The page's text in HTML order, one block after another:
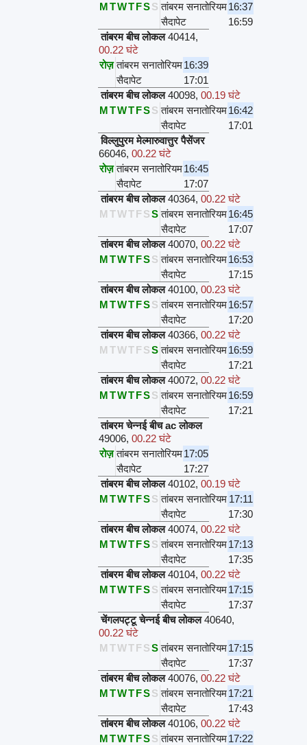
MTWTFSS तांबरम सनातोरियम16:37
सैदापेट
16:59
तांबरम बीच लोकल 40414,
00.22 घंटे
रोज़ तांबरम सनातोरियम16:39
सैदापेट
17:01
तांबरम बीच लोकल 40098,00.19 घंटे
MTWTFSS तांबरम सनातोरियम16:42
सैदापेट
17:01
विल्लुपुरम मेल्मारुवात्तुर पैसेंजर
66046,00.22 घंटे
रोज़ तांबरम सनातोरियम16:45
सैदापेट
17:07
तांबरम बीच लोकल 40364,00.22 घंटे
M TWTFSS तांबरम सनातोरियम16:45
सैदापेट
17:07
तांबरम बीच लोकल 40070,00.22 घंटे
MTWTFSS तांबरम सनातोरियम16:53
सैदापेट
17:15
तांबरम बीच लोकल 40100,00.23 घंटे
MTWTFSS तांबरम सनातोरियम16:57
सैदापेट
17:20
तांबरम बीच लोकल 40366,00.22 घंटे
M TWTFSS तांबरम सनातोरियम16:59
सैदापेट
17:21
तांबरम बीच लोकल 40072,00.22 घंटे
MTWTFSS तांबरम सनातोरियम16:59
सैदापेट
17:21
तांबरम चेन्नई बीच ac लोकल
49006,00.22 घंटे
रोज़ तांबरम सनातोरियम17:05
सैदापेट
17:27
तांबरम बीच लोकल 40102,00.19 घंटे
MTWTFSS तांबरम सनातोरियम 17:11
सैदापेट
17:30
तांबरम बीच लोकल 40074,00.22 घंटे
MTWTFSS तांबरम सनातोरियम17:13
सैदापेट
17:35
तांबरम बीच लोकल 40104,00.22 घंटे
MTWTFSS तांबरम सनातोरियम17:15
सैदापेट
17:37
चेंगलपट्टू चेन्नई बीच लोकल 40640,
00.22 घंटे
M TWTFSS तांबरम सनातोरियम17:15
सैदापेट
17:37
तांबरम बीच लोकल 40076,00.22 घंटे
MTWTFSS तांबरम सनातोरियम17:21
सैदापेट
17:43
तांबरम बीच लोकल 40106,00.22 घंटे
MTWTFSS तांबरम सनातोरियम17:22